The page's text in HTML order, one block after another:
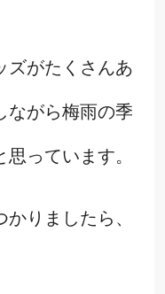
ズがたくさんあ
ながら梅雨の季
っています。
りましたら、